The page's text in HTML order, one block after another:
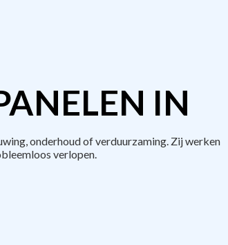
IN
onderhoud of verduurzaming. Zij werken
verlopen.